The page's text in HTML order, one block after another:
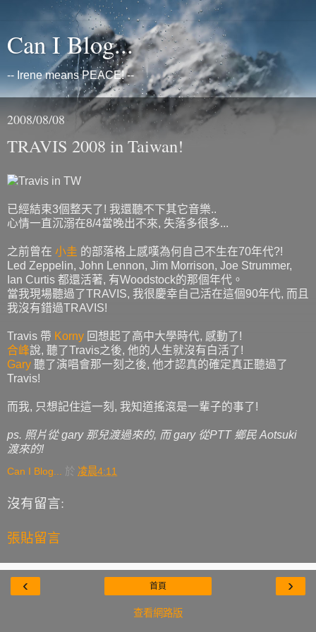
Can I Blog...
-- Irene means PEACE! --
2008/08/08
TRAVIS 2008 in Taiwan!
已經結束3個整天了! 我還聽不下其它音樂..
心情一直沉溺在8/4當晚出不來, 失落多很多...
之前曾在 小圭 的部落格上感嘆為何自己不生在70年代?!
Led Zeppelin, John Lennon, Jim Morrison, Joe Strummer,
Ian Curtis 都還活著, 有Woodstock的那個年代。
當我現場聽過了TRAVIS, 我很慶幸自己活在這個90年代, 而且
我沒有錯過TRAVIS!
Travis 帶 Korny 回想起了高中大學時代, 感動了!
合峰說, 聽了Travis之後, 他的人生就沒有白活了!
Gary 聽了演唱會那一刻之後, 他才認真的確定真正聽過了
Travis!
而我, 只想記住這一刻, 我知道搖滾是一輩子的事了!
ps. 照片從 gary 那兒渡過來的, 而 gary 從PTT 鄉民 Aotsuki
渡來的!
Can I Blog... 於 凌晨4:11
沒有留言:
張貼留言
‹ ›
首頁
查看網路版